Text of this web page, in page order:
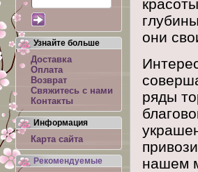
они
ряды
нашем
Узнайте больше
Доставка
Оплата
Возврат
Свяжитесь с нами
Контакты
Информация
Карта сайта
Рекомендуемые